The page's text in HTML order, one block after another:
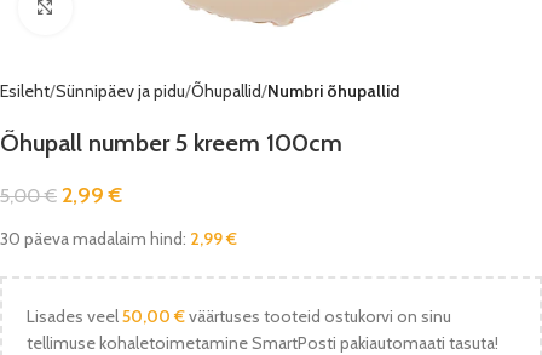
Esileht Sünnipäev ja pidu Õhupallid Numbri õhupallid
Õhupall number 5 kreem 100cm
5,00€ 2,99€
30 päeva madalaim hind: 2,99€
Lisades veel50,00 €väärtuses tooteid ostukorvi on sinu
tellimuse kohaletoimetamine SmartPosti pakiautomaati tasuta!